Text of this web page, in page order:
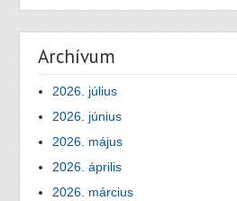
Archívum
2026. július
2026. június
2026. május
2026. április
2026. március